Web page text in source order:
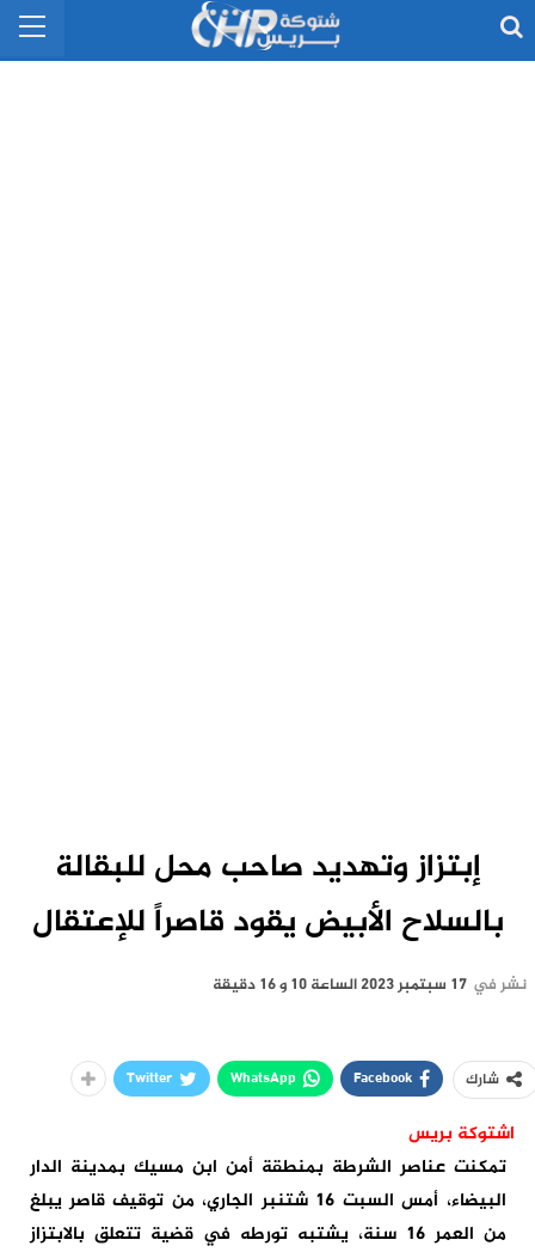
إبتزاز وتهديد صاحب محل للبقالة
بالسلاح الأبيض يقود قاصراً للإعتقال
نشر في 17 سبتمبر 2023 الساعة 10 و 16 دقيقة
شارك Facebook
WhatsApp
Twitter
اشتوكة بريس
تمكنت عناصر الشرطة بمنطقة أمن ابن مسيك بمدينة الدار
البيضاء، أمس السبت 16 شتنبر الجاري، من توقيف قاصر يبلغ
من العمر 16 سنة، يشتبه تورطه في قضية تتعلق بالابتزاز